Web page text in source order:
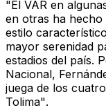
"El VAR en
en otras ha
estilo
mayor serenidad
estadios del país.
Nacional,
juega de los
Tolima".